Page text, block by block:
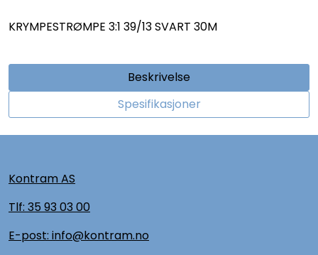
KRYMPESTRØMPE 3:1 39/13 SVART 30M
Beskrivelse
Spesifikasjoner
Kontram AS
Tlf: 35 93 03 00
E-post: info@kontram.no